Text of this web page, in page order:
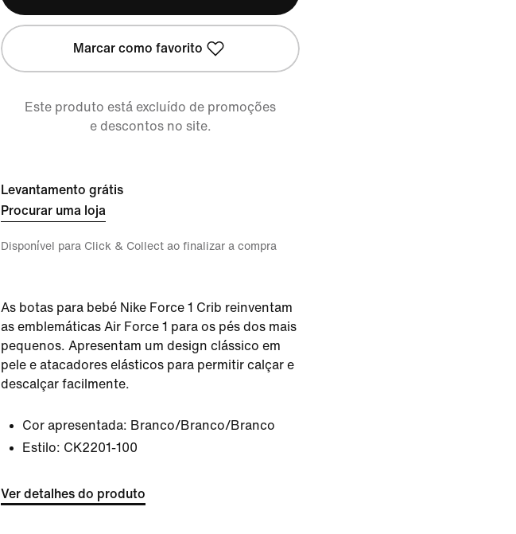
Marcar como favorito
Este produto está excluído de promoções
e descontos no site.
Levantamento grátis
Procurar uma loja
Disponível para Click & Collect ao finalizar a compra
As botas para bebé Nike Force 1 Crib reinventam
as emblemáticas Air Force 1 para os pés dos mais
pequenos. Apresentam um design clássico em
pele e atacadores elásticos para permitir calçar e
descalçar facilmente.
Cor apresentada: Branco/Branco/Branco
Estilo: CK2201-100
Ver detalhes do produto